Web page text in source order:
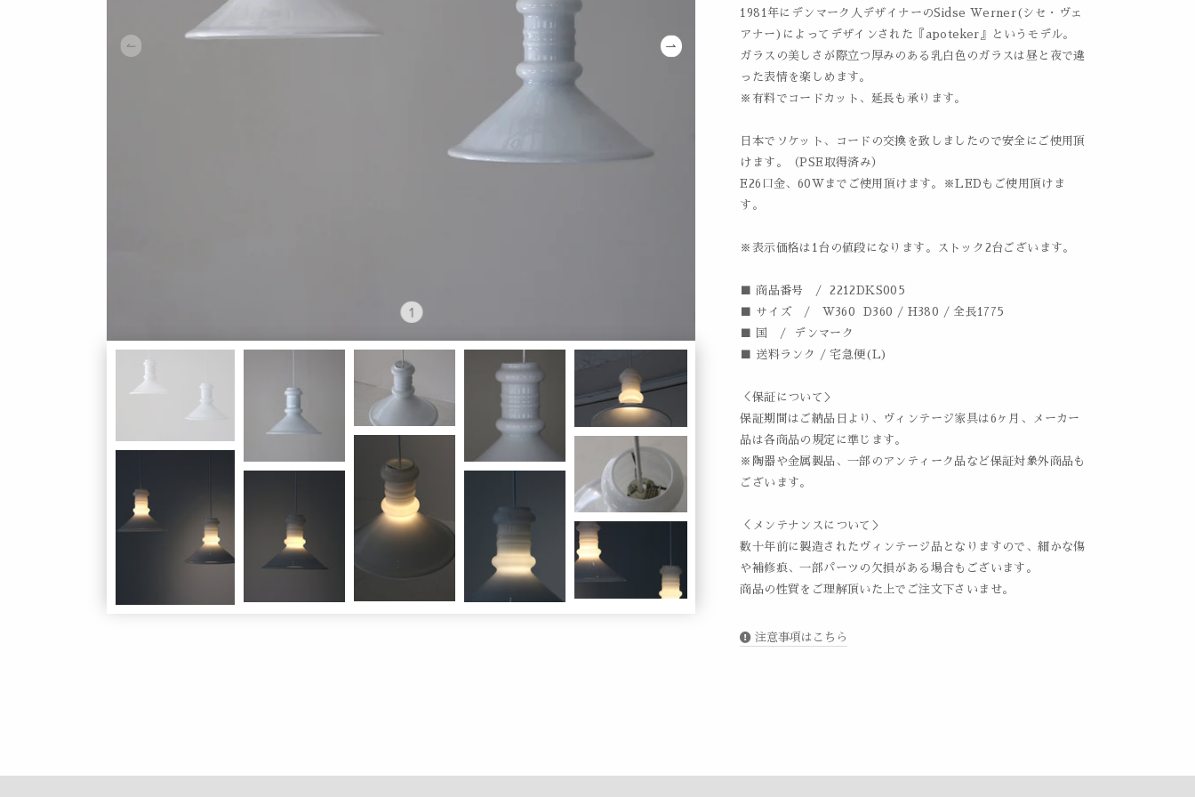
1981年にデンマーク人デザイナーのSidse Werner(シセ・ヴェ
アナー)によってデザインされた『apoteker』というモデル。
ガラスの美しさが際立つ厚みのある乳白色のガラスは昼と夜で違
った表情を楽しめます。
※有料でコードカット、延長も承ります。
日本でソケット、コードの交換を致しましたので安全にご使用頂
けます。（PSE取得済み）
E26口金、60Wまでご使用頂けます。※LEDもご使用頂けま
す。
※表示価格は1台の値段になります。ストック2台ございます。
■ 商品番号 / 2212DKS005
■ サイズ / W360 D360 / H380 / 全長1775
■ 国 / デンマーク
■ 送料ランク / 宅急便(L)
＜保証について＞
保証期間はご納品日より、ヴィンテージ家具は6ヶ月、メーカー
品は各商品の規定に準じます。
※陶器や金属製品、一部のアンティーク品など保証対象外商品も
ございます。
＜メンテナンスについて＞
数十年前に製造されたヴィンテージ品となりますので、細かな傷
や補修痕、一部パーツの欠損がある場合もございます。
商品の性質をご理解頂いた上でご注文下さいませ。
注意事項はこちら